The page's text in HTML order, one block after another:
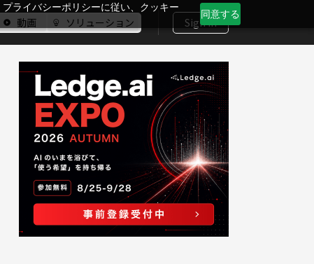
ライバシーポリシーに従い、クッキー
同意する
動画 ソリューション Sign In